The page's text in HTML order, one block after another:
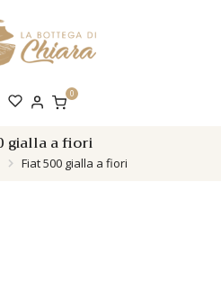
0
gialla a fiori
Fiat 500 gialla a fiori